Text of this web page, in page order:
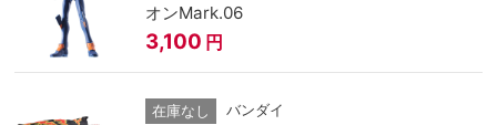
オンMark.06
3,100 円
在庫なし バンダイ